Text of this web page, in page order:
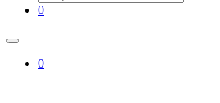
0
0